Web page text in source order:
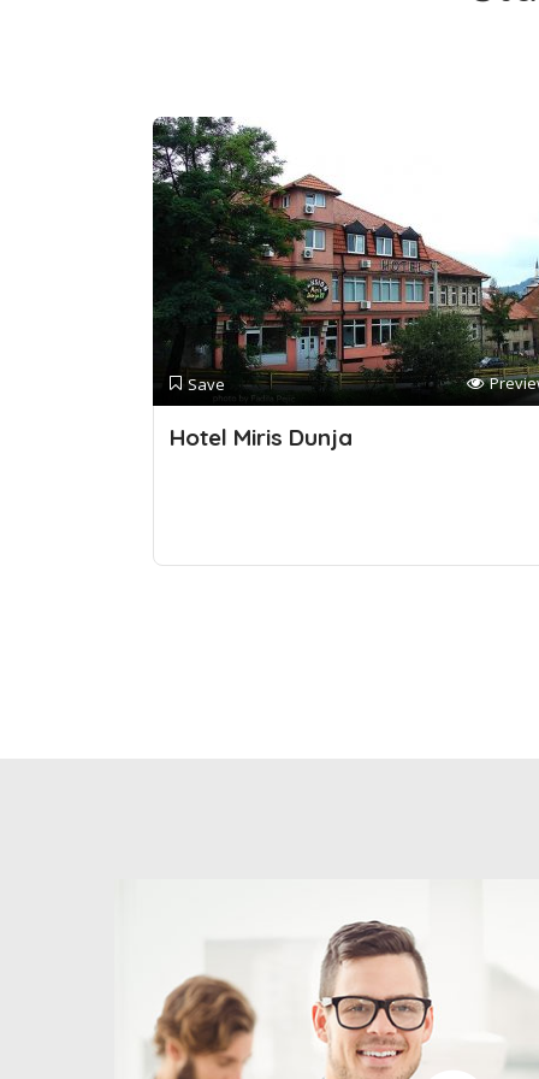
Save
Hotel Miris Dunja